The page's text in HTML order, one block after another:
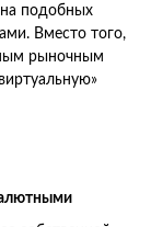
подобных
Вместо того,
рыночным